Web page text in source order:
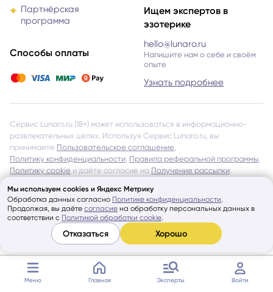
Меню Главная Эксперты Войти
Мы используем cookies и Яндекс Метрику
Обработка данных согласно Политике конфиденциальности.
Продолжая, вы даёте согласие на обработку персональных данных в
соответствии с Политикой обработки cookie.
Отказаться Хорошо
Партнёрская
программа
Способы оплаты
Ищем экспертов в
эзотерике
hello@lunaro.ru
Напишите нам о себе и своём
опыте
Узнать подробнее
Сервис Lunaro.ru (18+) может использоваться в информационно-
развлекательных целях. Используя Сервис Lunaro.ru, вы
принимаете Пользовательское соглашение
Политику конфиденциальности Правила реферальной программы
Политику cookie и даёте согласие на Получение рассылки.
Эксперты Сервиса Lunaro.ru не являются членами команды
Сервиса или его представителями. Lunaro.ru тщательно проверяет
всех Экспертов и даёт допуск к работе через Сервис, однако
не несёт ответственности за обещания и утверждения, указанные
на страницах Экспертов и в отзывах других Пользователей
об Экспертах Сервиса.
Показать ещё
© Lunaro, 2026